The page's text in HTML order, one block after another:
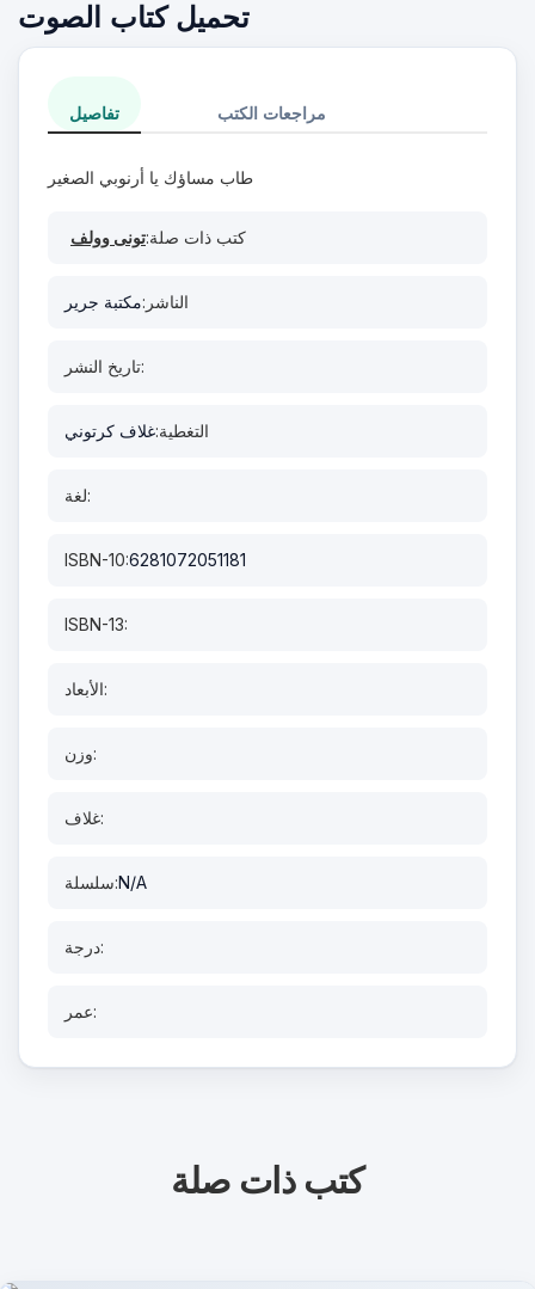
تحميل كتاب الصوت
تفاصيل مراجعات الكتب
طاب مساؤك يا أرنوبي الصغير
كتب ذات صلة:تونى وولف
الناشر:مكتبة جرير
تاريخ النشر:
التغطية:غلاف كرتوني
لغة:
ISBN-10:6281072051181
ISBN-13:
الأبعاد:
وزن:
غلاف:
سلسلة:N/A
درجة:
عمر:
كتب ذات صلة